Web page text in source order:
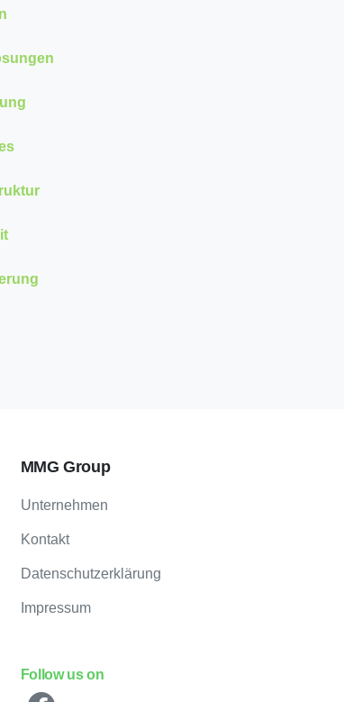
MMG Group
Unternehmen
Kontakt
Datenschutzerklärung
Impressum
Follow us on